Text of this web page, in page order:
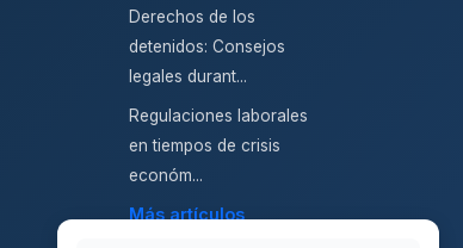
Derechos de los
detenidos: Consejos
legales durant...
Regulaciones laborales
en tiempos de crisis
económ...
Más artículos